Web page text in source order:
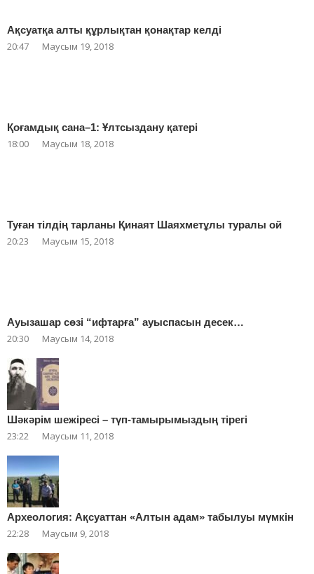
Ақсуатқа алты құрлықтан қонақтар келді
20:47 Маусым 19, 2018
Қоғамдық сана–1: Ұлтсыздану қатері
18:00 Маусым 18, 2018
Туған тілдің тарланы Қинаят Шаяхметұлы туралы ой
20:23 Маусым 15, 2018
Ауызашар сөзі “ифтарға” ауыспасын десек…
20:30 Маусым 14, 2018
Шәкәрім шежіресі – түп-тамырымыздың тірегі
23:22 Маусым 11, 2018
Археология: Ақсуаттан «Алтын адам» табылуы мүмкін
22:28 Маусым 9, 2018